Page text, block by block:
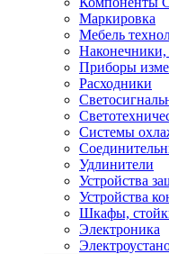
Маркировка
Мебель
Наконечники,
Приборы
Расходники
Системы
Удлинители
Устройства
Устройства
Шкафы,
Электроника